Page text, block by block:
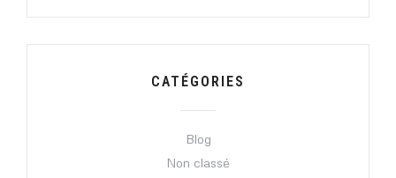
CATÉGORIES
Blog
Non classé